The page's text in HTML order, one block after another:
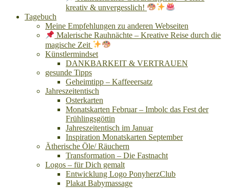
kreativ & unvergesslich!
Tagebuch
Meine Empfehlungen zu anderen Webseiten
Malerische Rauhnächte – Kreative Reise durch die
magische Zeit
Künstlermindset
DANKBARKEIT & VERTRAUEN
gesunde Tipps
Geheimtipp – Kaffeeersatz
Jahreszeitentisch
Osterkarten
Monatskarten Februar – Imbolc das Fest der
Frühlingsgöttin
Jahreszeitentisch im Januar
Inspiration Monatskarten September
Ätherische Öle/ Räuchern
Transformation – Die Fastnacht
Logos – für Dich gemalt
Entwicklung Logo PonyherzClub
Plakat Babymassage